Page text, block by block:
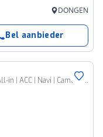
DONGEN
Bel aanbieder
Sportstourer 1.5 TSI e-Hybrid FR Business | All-in | ACC | Navi | Camera | Keyless